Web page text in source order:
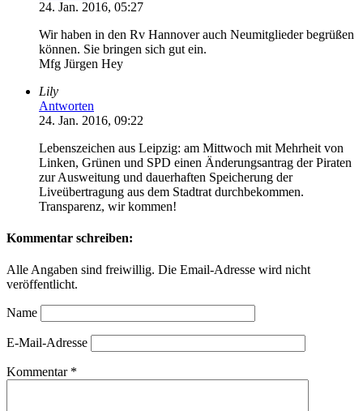
24. Jan. 2016, 05:27
Wir haben in den Rv Hannover auch Neumitglieder begrüßen
können. Sie bringen sich gut ein.
Mfg Jürgen Hey
Lily
Antworten
24. Jan. 2016, 09:22
Lebenszeichen aus Leipzig: am Mittwoch mit Mehrheit von
Linken, Grünen und SPD einen Änderungsantrag der Piraten
zur Ausweitung und dauerhaften Speicherung der
Liveübertragung aus dem Stadtrat durchbekommen.
Transparenz, wir kommen!
Kommentar schreiben:
Alle Angaben sind freiwillig. Die Email-Adresse wird nicht
veröffentlicht.
Name
E-Mail-Adresse
Kommentar *